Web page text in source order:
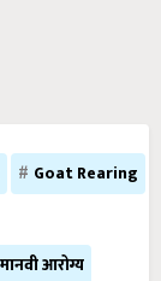
Goat Rearing
आरोग्य